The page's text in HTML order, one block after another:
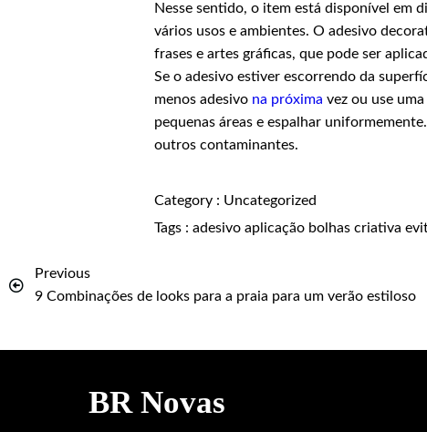
Nesse sentido, o item está disponível em
vários usos e ambientes. O adesivo
frases e artes gráficas, que pode ser
Se o adesivo estiver escorrendo da
menos adesivo na próxima vez ou use
pequenas áreas e espalhar
outros contaminantes.
Category : Uncategorized
Tags : adesivoaplicação bolhascriativa
Previous
9 Combinações de looks para a praia para um verão estiloso
BR Novas